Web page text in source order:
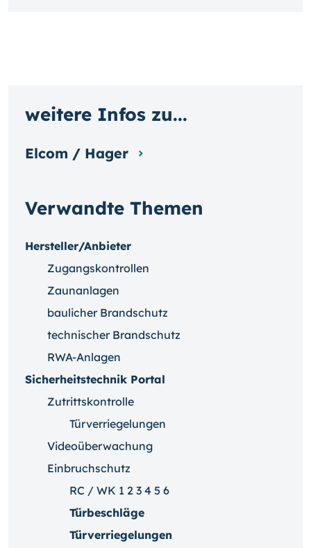
Verwandte Themen
Hersteller/Anbieter
Zugangskontrollen
Zaunanlagen
baulicher Brandschutz
technischer Brandschutz
RWA-Anlagen
Sicherheitstechnik Portal
Zutrittskontrolle
Türverriegelungen
Videoüberwachung
Einbruchschutz
RC / WK 1 2 3 4 5 6
Türbeschläge
Türverriegelungen
weitere Infos zu...
Elcom / Hager